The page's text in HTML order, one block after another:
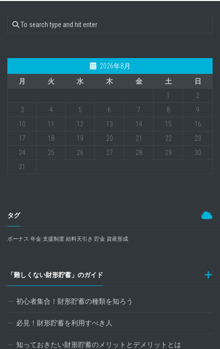
2026年8月
月
火 水 木 金 土
日
1
2
3
4 5 6 7 8
9
10
11 12 13 14 15
16
17
18 19 20 21 22
23
24
25 26 27 28 29
30
31
タグ
ボーナス 年金 支援制度 給料天引き 貯金 資産形成
「難しくない財形貯蓄」のガイド
初心者集合！財形貯蓄の種類を知ろう
必見！財形貯蓄を利用すべき人
知っておきたい財形貯蓄のメリットとデメリットとは